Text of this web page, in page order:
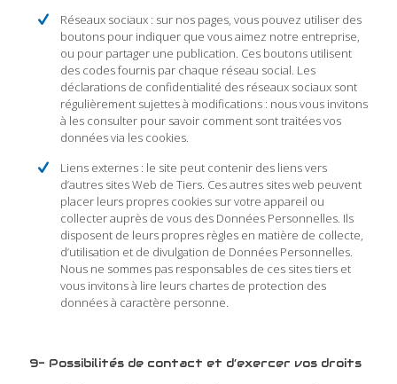
Réseaux sociaux : sur nos pages, vous pouvez utiliser des
boutons pour indiquer que vous aimez notre entreprise,
ou pour partager une publication. Ces boutons utilisent
des codes fournis par chaque réseau social. Les
déclarations de confidentialité des réseaux sociaux sont
régulièrement sujettes à modifications : nous vous invitons
à les consulter pour savoir comment sont traitées vos
données via les cookies.
Liens externes : le site peut contenir des liens vers
d’autres sites Web de Tiers. Ces autres sites web peuvent
placer leurs propres cookies sur votre appareil ou
collecter auprès de vous des Données Personnelles. Ils
disposent de leurs propres règles en matière de collecte,
d’utilisation et de divulgation de Données Personnelles.
Nous ne sommes pas responsables de ces sites tiers et
vous invitons à lire leurs chartes de protection des
données à caractère personne.
9- Possibilités de contact et d’exercer vos droits